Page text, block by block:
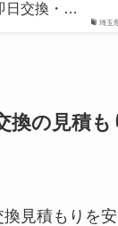
埼玉
日交換・…
換の見積
換見積もりを